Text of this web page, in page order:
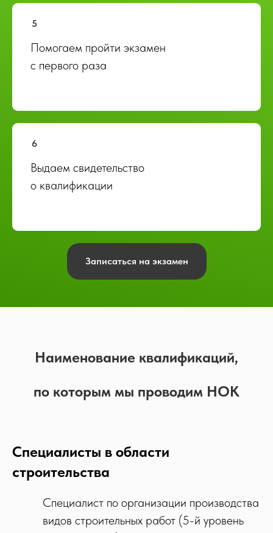
Помогаем пройти экзамен
с первого раза
Выдаем свидетельство
о квалификации
Записаться на экзамен
Наименование квалификаций,
по которым мы проводим НОК
Специалисты в области
строительства
Специалист по организации производства
видов строительных работ (5-й уровень